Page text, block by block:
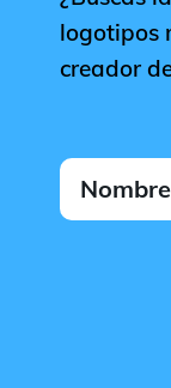
logotipos
creador